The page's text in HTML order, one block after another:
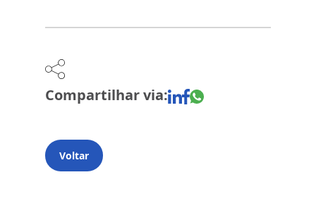
Compartilhar via:
Voltar